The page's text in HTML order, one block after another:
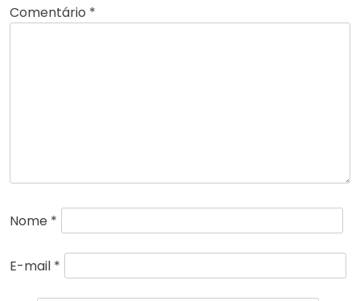
Comentário *
Nome *
E-mail *